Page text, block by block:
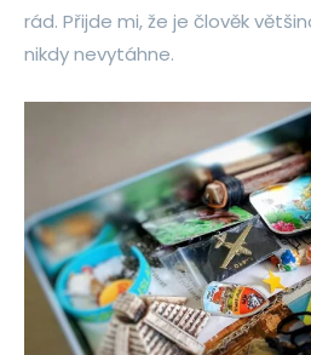
rád. Přijde mi, že je člověk
nikdy nevytáhne.